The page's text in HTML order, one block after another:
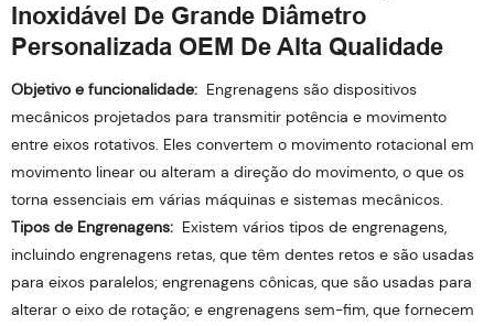
Inoxidável De Grande Diâmetro
Personalizada OEM De Alta Qualidade
Objetivo e funcionalidade: Engrenagens são dispositivos
mecânicos projetados para transmitir potência e movimento
entre eixos rotativos. Eles convertem o movimento rotacional em
movimento linear ou alteram a direção do movimento, o que os
torna essenciais em várias máquinas e sistemas mecânicos.
Tipos de Engrenagens: Existem vários tipos de engrenagens,
incluindo engrenagens retas, que têm dentes retos e são usadas
para eixos paralelos; engrenagens cônicas, que são usadas para
alterar o eixo de rotação; e engrenagens sem-fim, que fornecem